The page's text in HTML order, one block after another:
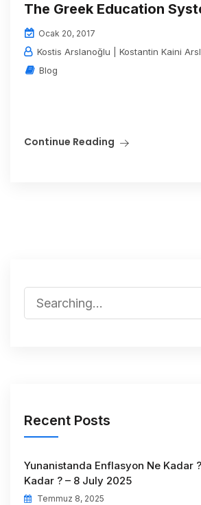
The Greek Education
Ocak 20, 2017
Kostis Arslanoğlu | Kostantin Kaini
Blog
Continue Reading
Recent Posts
Yunanistanda Enflasyon Ne Kadar
Kadar ? – 8 July 2025
Temmuz 8, 2025